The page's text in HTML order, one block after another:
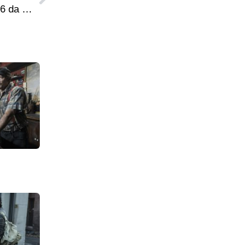
Prévia de 7 Páginas da Edição #96 da HQ de The Walking Dead